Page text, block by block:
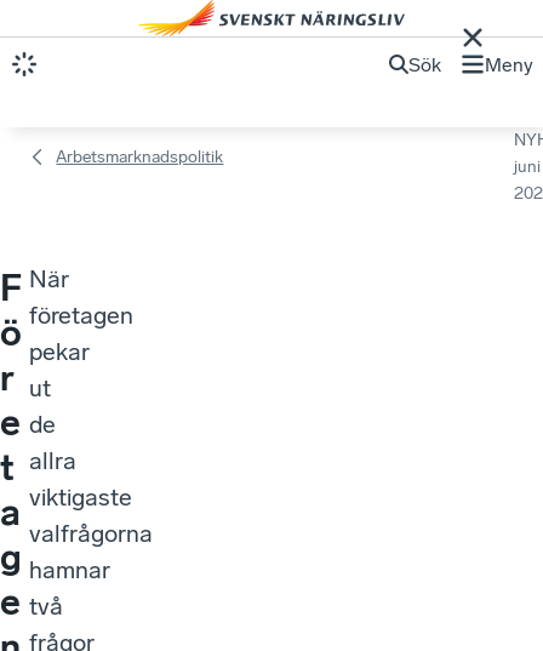
Sök Meny
Arbetsmarknadspolitik
juni
F
ö
r
e
t
a
g
e
När
företagen
pekar
ut
de
allra
viktigaste
valfrågorna
hamnar
två
frågor